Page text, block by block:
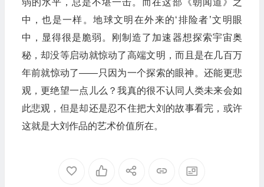
弱的水平，总是不堪一击。而在这部《朝闻道》之
中，也是一样。地球文明在外来的‘排险者’文明眼
中，显得很是脆弱。刚制造了加速器想探索宇宙奥
秘，却没等启动就惊动了高端文明，而且是在几百万
年前就惊动了——只因为一个探索的眼神。还能更悲
观，更绝望一点儿么？我真的很不认同人类未来会如
此悲观，但是却还是忍不住把大刘的故事看完，或许
这就是大刘作品的艺术价值所在。